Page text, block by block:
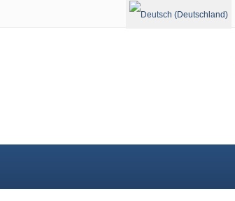
Sprache auswählen